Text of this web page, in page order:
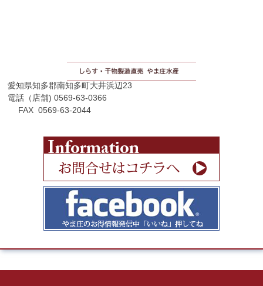
愛知県知多郡南知多町大井浜辺23
電話（店舗) 0569-63-0366
FAX 0569-63-2044